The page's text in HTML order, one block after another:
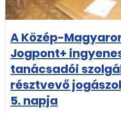
A Közép-
Jogpont+
tanácsadói
résztvevő
5. napja